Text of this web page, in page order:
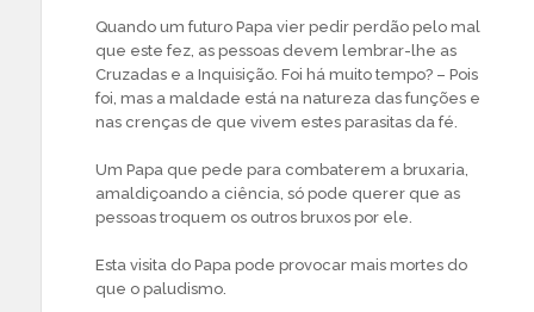
Quando um futuro Papa vier pedir perdão pelo mal
que este fez, as pessoas devem lembrar-lhe as
Cruzadas e a Inquisição. Foi há muito tempo? – Pois
foi, mas a maldade está na natureza das funções e
nas crenças de que vivem estes parasitas da fé.
Um Papa que pede para combaterem a bruxaria,
amaldiçoando a ciência, só pode querer que as
pessoas troquem os outros bruxos por ele.
Esta visita do Papa pode provocar mais mortes do
que o paludismo.